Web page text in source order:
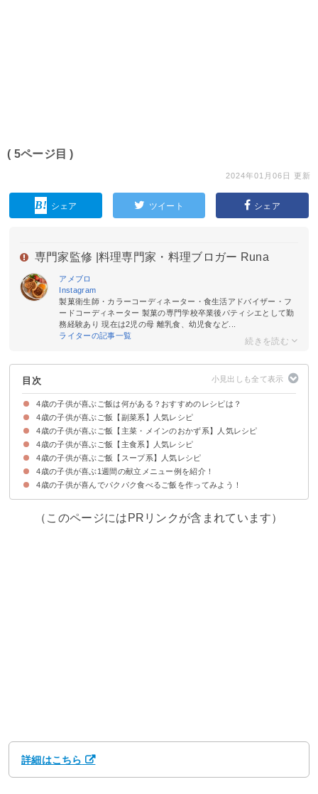
( 5ページ目 )
2024年01月06日 更新
シェア ツイート シェア
専門家監修 | 料理専門家・料理ブロガー Runa
アメブロ
Instagram
製菓衛生師・カラーコーディネーター・食生活アドバイザー・フ
ードコーディネーター 製菓の専門学校卒業後パティシエとして勤
務経験あり 現在は2児の母 離乳食、幼児食など...
ライターの記事一覧
目次
4歳の子供が喜ぶご飯は何がある？おすすめのレシピは？
4歳の子供が喜ぶご飯【副菜系】人気レシピ
①4歳の子供と一緒に作る【カニカマサラダ】
②具だくさんな副菜おかず【春雨サラダ】
③4歳の子供もパクパク食べる【カレーチーズ焼き】
④子供も大人も大好きな味付け【ツナマヨ和え】
4歳の子供が喜ぶご飯【主菜・メインのおかず系】人気レシピ
①4歳の子供もパクパク食べる【ケチャップチキン】
②大人も子供も満腹になれる人気のおかず【チキン南蛮】
③4歳の子供もパクパク食べる【チキンナゲット】
④4歳の子供が喜ぶおかず【ハンバーグ】
⑤野菜をたくさん食べられる【お肉と野菜のレンジ蒸し】
⑥簡単に作れる人気の味付け【マカロニグラタン】
4歳の子供が喜ぶご飯【主食系】人気レシピ
①4歳の子供も大好きなメニュー【カレーライス】
②簡単に作れて大人も子供も満足できる【丼ぶりご飯】
③4歳の子供と一緒に作る【お好み焼き】
④簡単に作れて体も温まる【うどん】
⑤4歳の子供も大好きなケチャップ味【ペンネアラビアータ】
4歳の子供が喜ぶご飯【スープ系】人気レシピ
①野菜がたっぷり食べられる【ミネストローネ】
②4歳の子供が大好きな具材【肉だんご入りスープ】
4歳の子供が喜ぶ1週間の献立メニュー例を紹介！
①月曜日の献立メニュー例～定番料理で子供を笑顔にしたい人におすすめの
②火曜日の献立メニュー例～1汁3菜しっかり作りたい人におすすめの献立～
③水曜日の献立メニュー例～主食をメインにしたい人におすすめの献立～
④木曜日の献立メニュー例～子供が喜ぶご飯を簡単に作りたい人におすすめ
⑤金曜日の献立メニュー例～時短でご飯を作りたい人におすすめの献立～
⑥土曜日の献立メニュー例～お昼ご飯を簡単に作りたい人におすすめの献立
⑦日曜日の献立メニュー例～華やかなご飯を簡単に作りたい人におすすめの
4歳の子供が喜んでパクパク食べるご飯を作ってみよう！
（このページにはPRリンクが含まれています）
詳細はこちら